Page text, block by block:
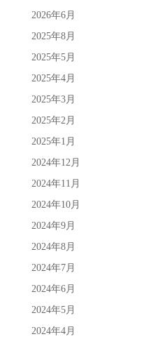
2026年6月
2025年8月
2025年5月
2025年4月
2025年3月
2025年2月
2025年1月
2024年12月
2024年11月
2024年10月
2024年9月
2024年8月
2024年7月
2024年6月
2024年5月
2024年4月